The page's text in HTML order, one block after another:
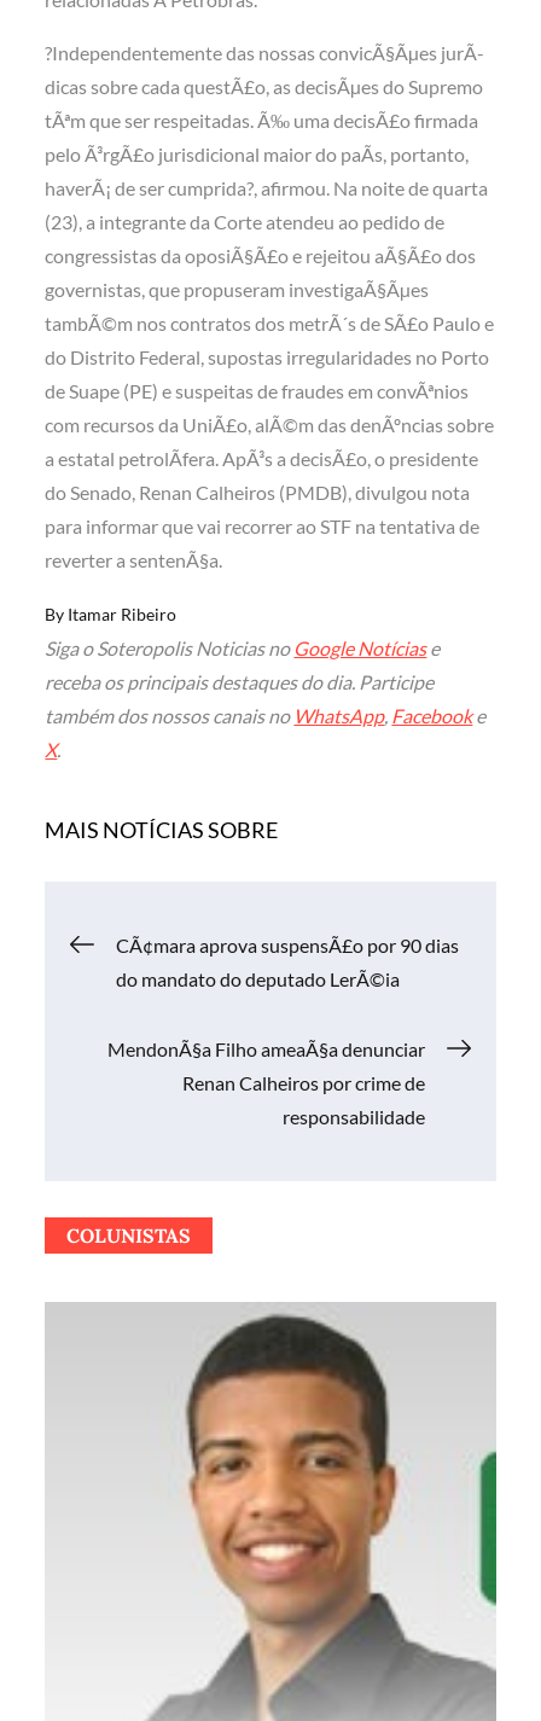
?Independentemente das nossas convicÃ§Ãµes jurÃ­
dicas sobre cada questÃ£o, as decisÃµes do Supremo
tÃªm que ser respeitadas. Ã‰ uma decisÃ£o firmada
pelo Ã³rgÃ£o jurisdicional maior do paÃ­s, portanto,
haverÃ¡ de ser cumprida?, afirmou. Na noite de quarta
(23), a integrante da Corteatendeu ao pedido de
congressistas da oposiÃ§Ã£oe rejeitou aÃ§Ã£o dos
governistas, que propuseram investigaÃ§Ãµes
tambÃ©m nos contratos dos metrÃ´s de SÃ£o Paulo e
do Distrito Federal, supostas irregularidades no Porto
de Suape (PE) e suspeitas de fraudes em convÃªnios
com recursos da UniÃ£o, alÃ©m das denÃºncias sobre
a estatal petrolÃ­fera. ApÃ³s a decisÃ£o, o presidente
do Senado, Renan Calheiros (PMDB), divulgou nota
para informar quevai recorrer ao STF na tentativa de
reverter a sentenÃ§a.
By Itamar Ribeiro
Siga o Soteropolis Noticias no Google Notíciase
receba os principais destaques do dia. Participe
também dos nossos canais no WhatsApp, Facebooke
X.
MAIS NOTÍCIAS SOBRE
Navegação
CÃ¢mara aprova suspensÃ£o por 90 dias
do mandato do deputado LerÃ©ia
MendonÃ§a Filho ameaÃ§a denunciar
Renan Calheiros por crime de
responsabilidade
COLUNISTAS